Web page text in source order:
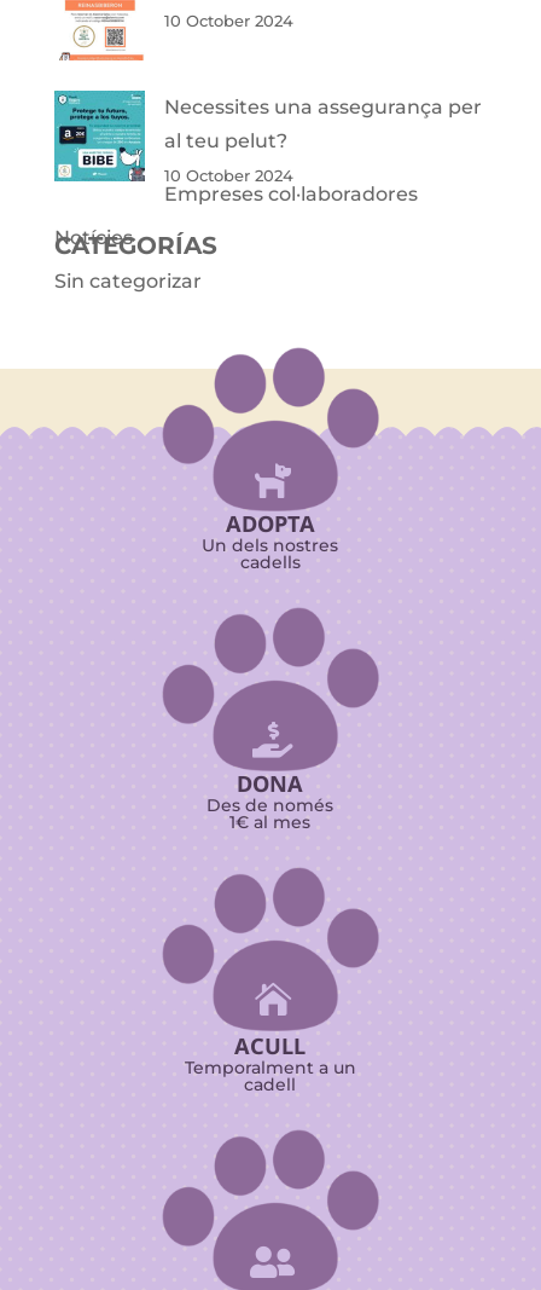
10 October 2024
Necessites una assegurança per
al teu pelut?
10 October 2024
CATEGORÍAS
Empreses col·laboradores
Notícies
Sin categorizar

ADOPTA
Un dels nostres
cadells

DONA
Des de només
1€ al mes

ACULL
Temporalment a un
cadell
